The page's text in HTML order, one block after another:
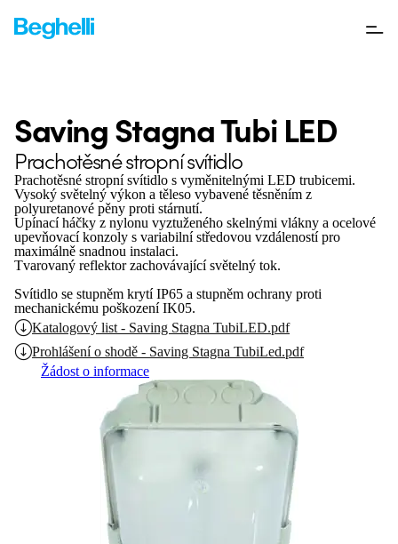
Saving Stagna Tubi LED
Prachotěsné stropní svítidlo
Prachotěsné stropní svítidlo s vyměnitelnými LED trubicemi.
Vysoký světelný výkon a těleso vybavené těsněním z
polyuretanové pěny proti stárnutí.
Upínací háčky z nylonu vyztuženého skelnými vlákny a ocelové
upevňovací konzoly s variabilní středovou vzdáleností pro
maximálně snadnou instalaci.
Tvarovaný reflektor zachovávající světelný tok.
Svítidlo se stupněm krytí IP65 a stupněm ochrany proti
mechanickému poškození IK05.
Katalogový list - Saving Stagna TubiLED.pdf
Prohlášení o shodě - Saving Stagna TubiLed.pdf
Žádost o informace